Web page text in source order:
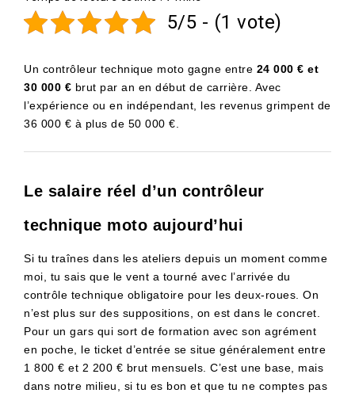
5/5 - (1 vote)
Un contrôleur technique moto gagne entre 24 000 € et
30 000 € brut par an en début de carrière. Avec
l’expérience ou en indépendant, les revenus grimpent de
36 000 € à plus de 50 000 €.
Le salaire réel d’un contrôleur
technique moto aujourd’hui
Si tu traînes dans les ateliers depuis un moment comme
moi, tu sais que le vent a tourné avec l’arrivée du
contrôle technique obligatoire pour les deux-roues. On
n’est plus sur des suppositions, on est dans le concret.
Pour un gars qui sort de formation avec son agrément
en poche, le ticket d’entrée se situe généralement entre
1 800 € et 2 200 € brut mensuels. C’est une base, mais
dans notre milieu, si tu es bon et que tu ne comptes pas